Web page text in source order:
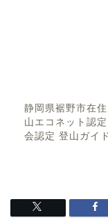
静岡県裾野市在
山エコネット認
会認定 登山ガイ